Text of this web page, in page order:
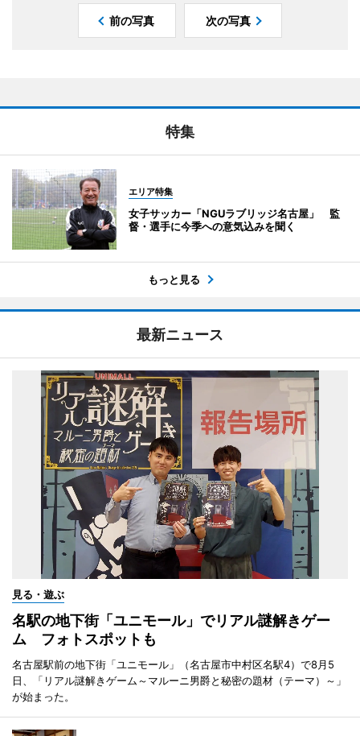
前の写真 次の写真
特集
エリア特集
女子サッカー「NGUラブリッジ名古屋」 監
督・選手に今季への意気込みを聞く
もっと見る
最新ニュース
見る・遊ぶ
名駅の地下街「ユニモール」でリアル謎解きゲー
ム フォトスポットも
名古屋駅前の地下街「ユニモール」（名古屋市中村区名駅4）で8月5
日、「リアル謎解きゲーム～マルーニ男爵と秘密の題材（テーマ）～」
が始まった。